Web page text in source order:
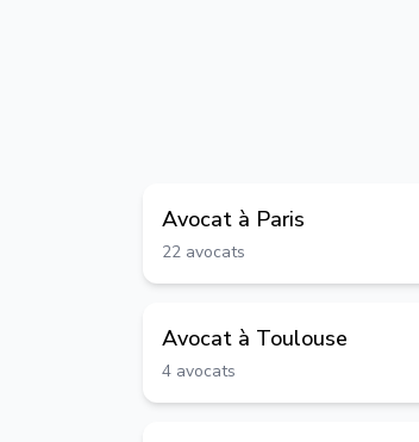
Avocat à Paris
22 avocats
Avocat à Toulouse
4 avocats